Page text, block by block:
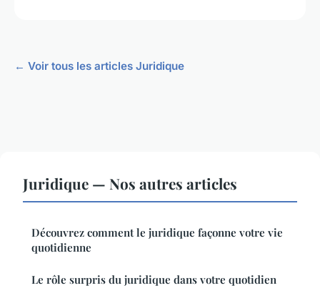
← Voir tous les articles Juridique
Juridique — Nos autres articles
Découvrez comment le juridique façonne votre vie
quotidienne
Le rôle surpris du juridique dans votre quotidien